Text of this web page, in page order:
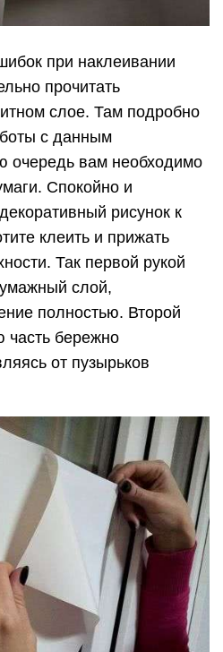
при наклеивании
прочитать
слое. Там подробно
с данным
очередь вам необходимо
Спокойно и
рисунок к
клеить и прижать
Так первой рукой
слой,
полностью. Второй
часть бережно
от пузырьков